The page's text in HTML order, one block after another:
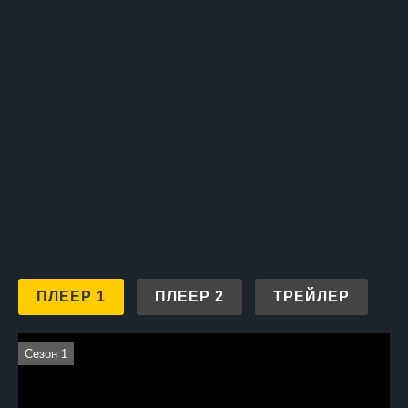
ПЛЕЕР 1 ПЛЕЕР 2 ТРЕЙЛЕР
Сезон 1